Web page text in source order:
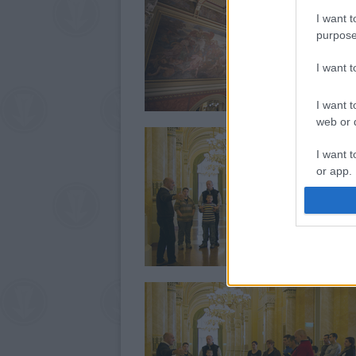
I want
I want
I want
web or
I want
or app.
I want